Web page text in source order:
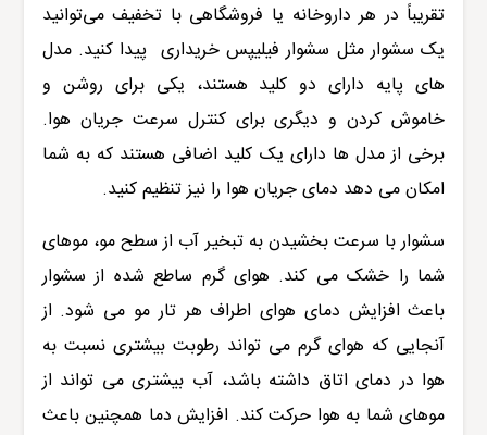
تقریباً در هر داروخانه یا فروشگاهی با تخفیف می‌توانید
یک سشوار مثل سشوار فیلیپس خریداری پیدا کنید. مدل
های پایه دارای دو کلید هستند، یکی برای روشن و
خاموش کردن و دیگری برای کنترل سرعت جریان هوا.
برخی از مدل ها دارای یک کلید اضافی هستند که به شما
امکان می دهد دمای جریان هوا را نیز تنظیم کنید.
سشوار با سرعت بخشیدن به تبخیر آب از سطح مو، موهای
شما را خشک می کند. هوای گرم ساطع شده از سشوار
باعث افزایش دمای هوای اطراف هر تار مو می شود. از
آنجایی که هوای گرم می تواند رطوبت بیشتری نسبت به
هوا در دمای اتاق داشته باشد، آب بیشتری می تواند از
موهای شما به هوا حرکت کند. افزایش دما همچنین باعث